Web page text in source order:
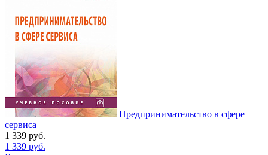
Предпринимательство в сфере
сервиса
1 339 руб.
1 339 руб.